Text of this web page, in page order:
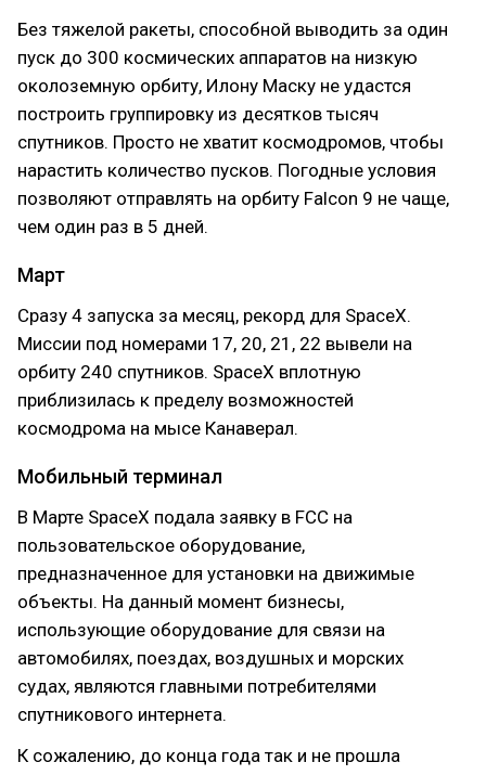
Без тяжелой ракеты, способной выводить за один
пуск до 300 космических аппаратов на низкую
околоземную орбиту, Илону Маску не удастся
построить группировку из десятков тысяч
спутников. Просто не хватит космодромов, чтобы
нарастить количество пусков. Погодные условия
позволяют отправлять на орбиту Falcon 9 не чаще,
чем один раз в 5 дней.
Март
Сразу 4 запуска за месяц, рекорд для SpaceX.
Миссии под номерами 17, 20, 21, 22 вывели на
орбиту 240 спутников. SpaceX вплотную
приблизилась к пределу возможностей
космодрома на мысе Канаверал.
Мобильный терминал
В Марте SpaceX подала заявку в FCC на
пользовательское оборудование,
предназначенное для установки на движимые
объекты. На данный момент бизнесы,
использующие оборудование для связи на
автомобилях, поездах, воздушных и морских
судах, являются главными потребителями
спутникового интернета.
К сожалению, до конца года так и не прошла